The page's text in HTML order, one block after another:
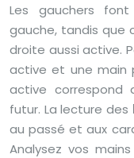
Les gauchers
gauche, tandis que
droite aussi active.
active et une main
active correspond
futur. La lecture des
au passé et aux
Analysez vos